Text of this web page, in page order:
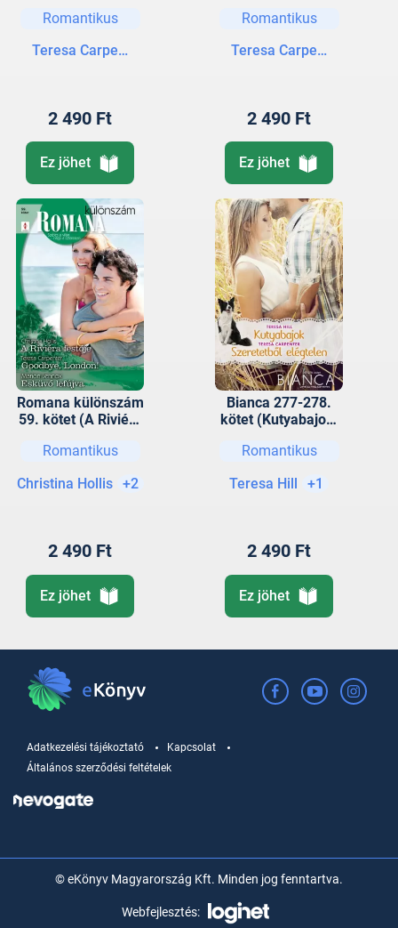
Romantikus
Teresa Carpenter
2 490 Ft
Ez jöhet
Romantikus
Teresa Carpenter
2 490 Ft
Ez jöhet
Romana különszám
59. kötet (A Riviéra
London!; Esküvő
Romantikus
Christina Hollis
+2
2 490 Ft
Ez jöhet
Bianca 277-278.
kötet (Kutyabajok,
elégtelen)
Romantikus
Teresa Hill
+1
2 490 Ft
Ez jöhet
Adatkezelési tájékoztató
Kapcsolat
Általános szerződési feltételek
© eKönyv Magyarország Kft. Minden jog fenntartva.
Webfejlesztés: